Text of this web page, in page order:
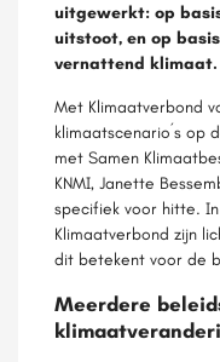
uitgewerkt: op
uitstoot, en op
vernattend klimaat.
Met Klimaatverbond
klimaatscenario´s op
met Samen
KNMI, Janette
specifiek voor hitte.
Klimaatverbond zijn
dit betekent voor de
Meerdere